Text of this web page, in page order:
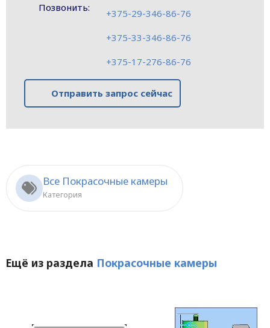
Позвонить:
+375-29-346-86-76
+375-33-346-86-76
+375-17-276-86-76
Отправить запрос сейчас
Все Покрасочные камеры
Категория
Ещё из раздела Покрасочные камеры